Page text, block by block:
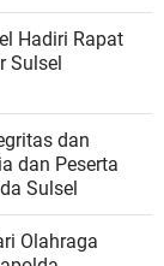
Hadiri Rapat
Sulsel
dan
dan Peserta
Sulsel
Olahraga